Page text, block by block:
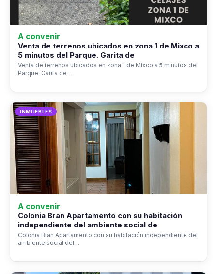
A convenir
Venta de terrenos ubicados en zona 1 de Mixco a
5 minutos del Parque. Garita de
Venta de terrenos ubicados en zona 1 de Mixco a 5 minutos del
Parque. Garita de …
INMUEBLES
A convenir
Colonia Bran Apartamento con su habitación
independiente del ambiente social de
Colonia Bran Apartamento con su habitación independiente del
ambiente social del…